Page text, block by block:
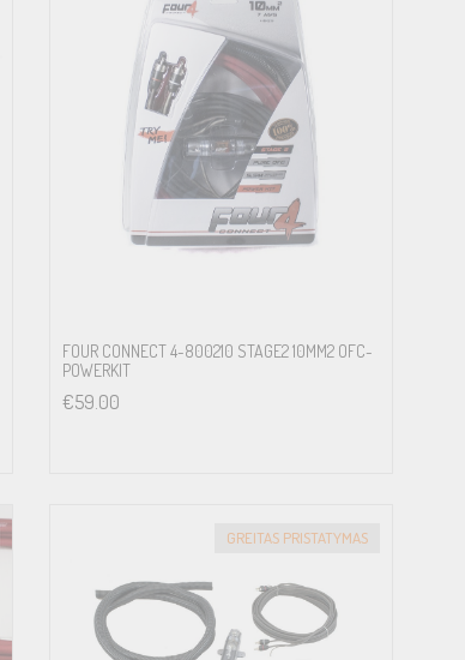
FOUR CONNECT 4-800210 STAGE2 10MM2 OFC-
POWERKIT
€59.00
GREITAS PRISTATYMAS